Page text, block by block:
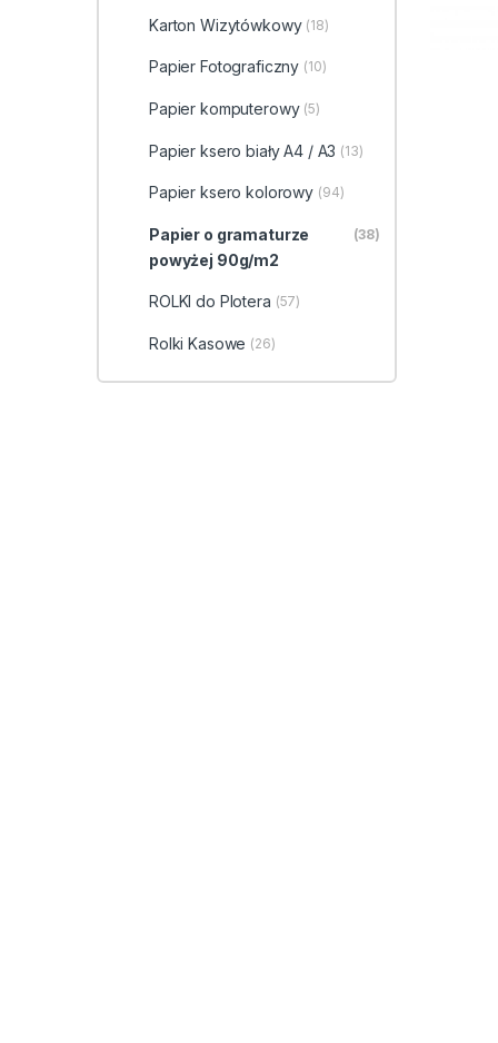
Karton Wizytówkowy (18)
Papier Fotograficzny (10)
Papier komputerowy (5)
Papier ksero biały A4 / A3 (13)
Papier ksero kolorowy (94)
Papier o gramaturze
powyżej 90g/m2
(38)
ROLKI do Plotera (57)
Rolki Kasowe (26)